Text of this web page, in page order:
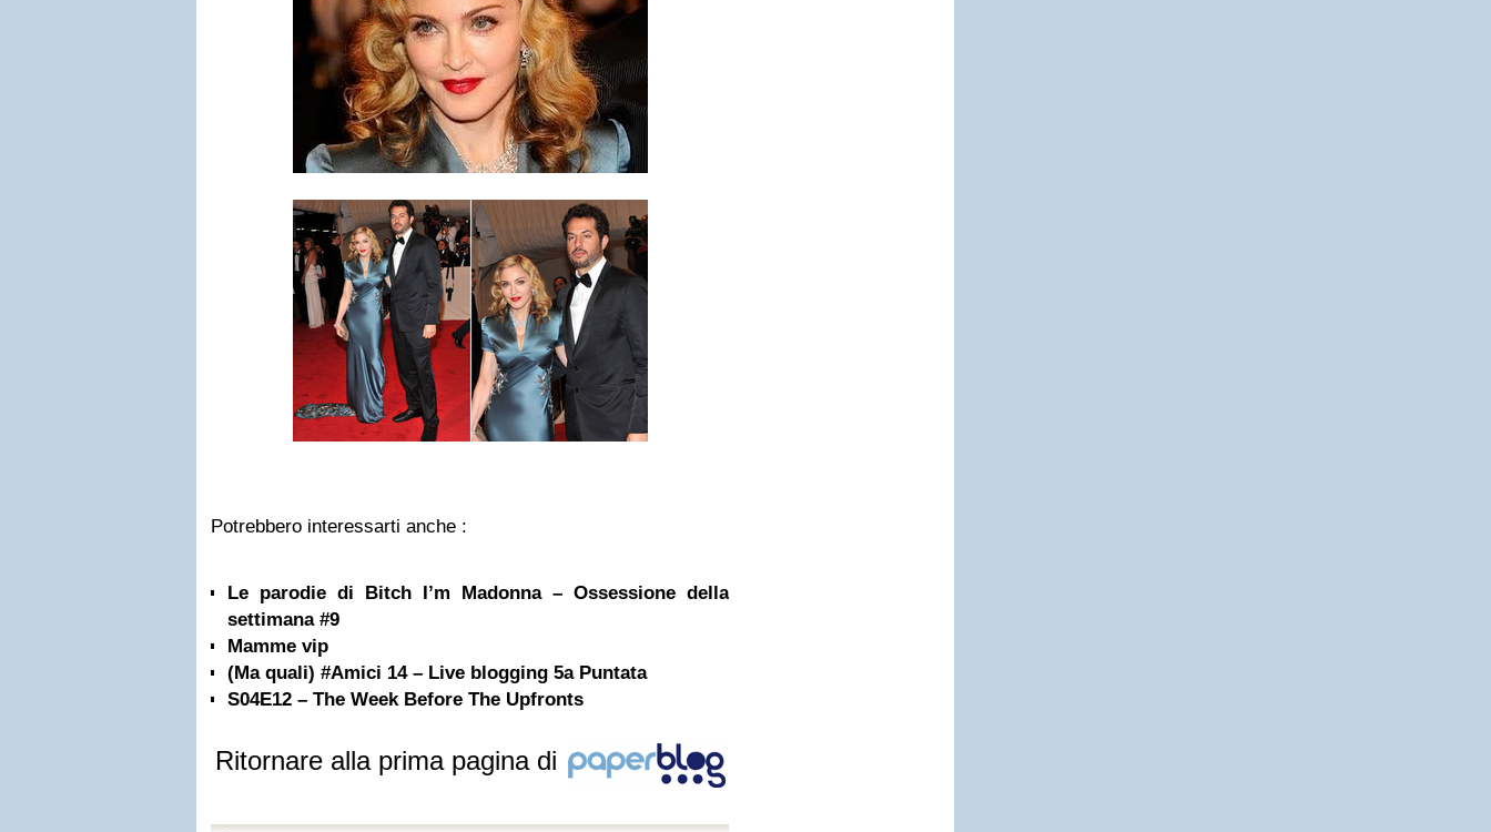
Potrebbero interessarti anche :
Le parodie di Bitch I’m Madonna – Ossessione della
settimana #9
Mamme vip
(Ma quali) #Amici 14 – Live blogging 5a Puntata
S04E12 – The Week Before The Upfronts
Ritornare alla prima pagina di